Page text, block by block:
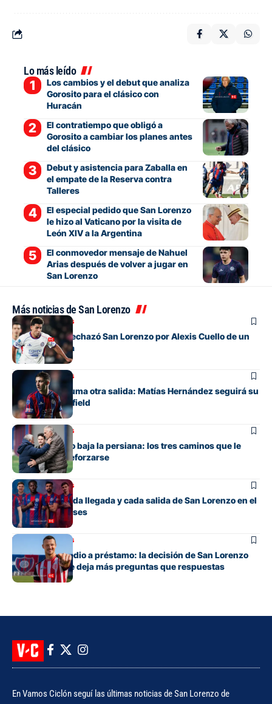
Lo más leído
Los cambios y el debut que analiza
Gorosito para el clásico con
Huracán
El contratiempo que obligó a
Gorosito a cambiar los planes antes
del clásico
Debut y asistencia para Zaballa en
el empate de la Reserva contra
Talleres
El especial pedido que San Lorenzo
le hizo al Vaticano por la visita de
León XIV a la Argentina
El conmovedor mensaje de Nahuel
Arias después de volver a jugar en
San Lorenzo
Más noticias de San Lorenzo
Mercado de pases
La oferta que rechazó San Lorenzo por Alexis Cuello de un
club de España
Mercado de pases
San Lorenzo suma otra salida: Matías Hernández seguirá su
carrera en Banfield
Mercado de pases
San Lorenzo no baja la persiana: los tres caminos que le
quedan para reforzarse
Mercado de pases
El detalle de cada llegada y cada salida de San Lorenzo en el
mercado de pases
Mercado de pases
Tres años y medio a préstamo: la decisión de San Lorenzo
con Bruera que deja más preguntas que respuestas
En Vamos Ciclón seguí las últimas noticias de San Lorenzo de